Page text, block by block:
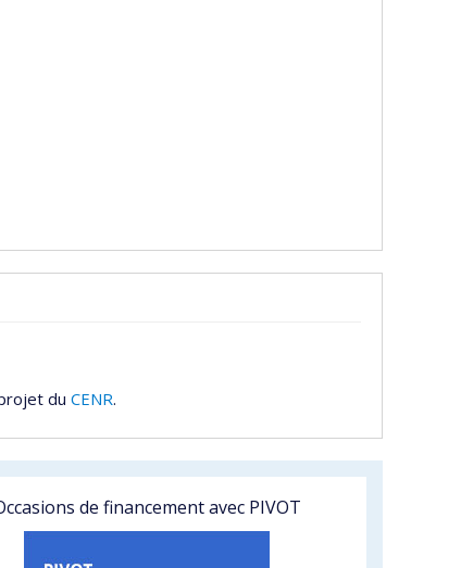
du CENR.
de financement avec PIVOT